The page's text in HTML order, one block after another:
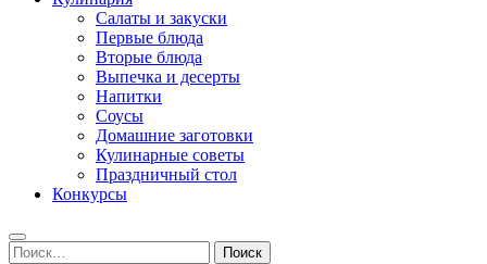
Салаты и закуски
Первые блюда
Вторые блюда
Выпечка и десерты
Напитки
Соусы
Домашние заготовки
Кулинарные советы
Праздничный стол
Конкурсы
Найти: